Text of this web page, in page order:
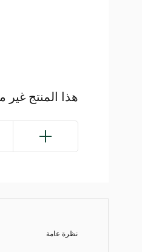
هذا المنتج غير
نظرة عامة